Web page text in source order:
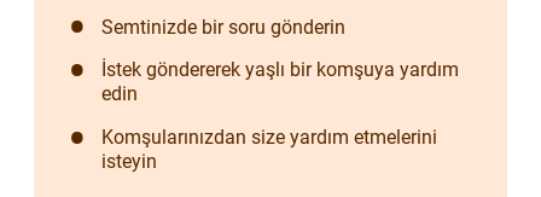
Semtinizde bir soru gönderin
İstek göndererek yaşlı bir komşuya yardım
edin
Komşularınızdan size yardım etmelerini
isteyin